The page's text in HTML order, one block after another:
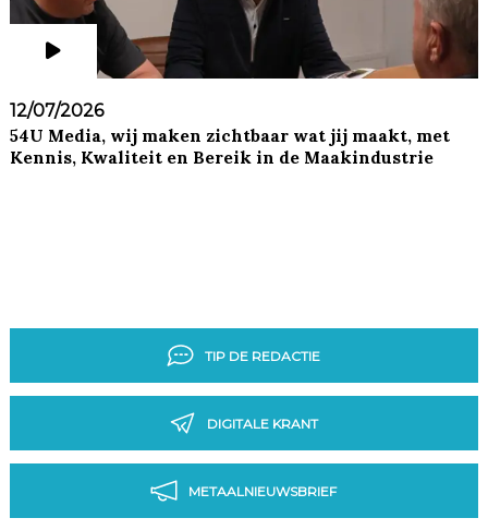
12/07/2026
54U Media, wij maken zichtbaar wat jij maakt, met
Kennis, Kwaliteit en Bereik in de Maakindustrie
TIP DE REDACTIE
DIGITALE KRANT
METAALNIEUWSBRIEF